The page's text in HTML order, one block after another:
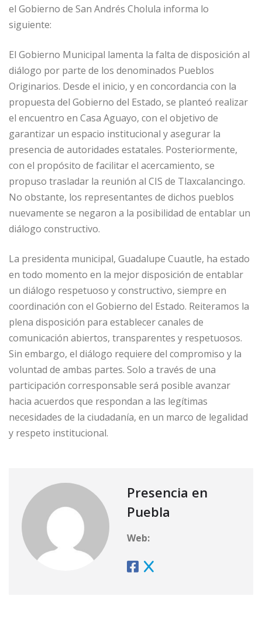
el Gobierno de San Andrés Cholula informa lo
siguiente:
El Gobierno Municipal lamenta la falta de disposición al
diálogo por parte de los denominados Pueblos
Originarios. Desde el inicio, y en concordancia con la
propuesta del Gobierno del Estado, se planteó realizar
el encuentro en Casa Aguayo, con el objetivo de
garantizar un espacio institucional y asegurar la
presencia de autoridades estatales. Posteriormente,
con el propósito de facilitar el acercamiento, se
propuso trasladar la reunión al CIS de Tlaxcalancingo.
No obstante, los representantes de dichos pueblos
nuevamente se negaron a la posibilidad de entablar un
diálogo constructivo.
La presidenta municipal, Guadalupe Cuautle, ha estado
en todo momento en la mejor disposición de entablar
un diálogo respetuoso y constructivo, siempre en
coordinación con el Gobierno del Estado. Reiteramos la
plena disposición para establecer canales de
comunicación abiertos, transparentes y respetuosos.
Sin embargo, el diálogo requiere del compromiso y la
voluntad de ambas partes. Solo a través de una
participación corresponsable será posible avanzar
hacia acuerdos que respondan a las legítimas
necesidades de la ciudadanía, en un marco de legalidad
y respeto institucional.
Presencia en
Puebla
Web: